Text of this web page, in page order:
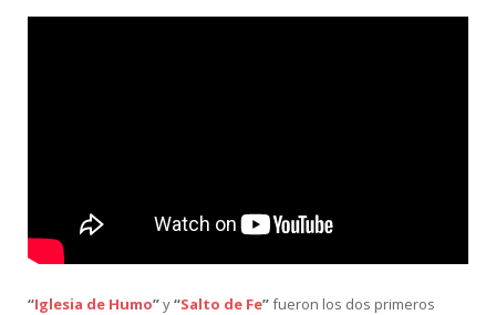
“Iglesia de Humo”y“Salto de Fe”fueron los dos primeros